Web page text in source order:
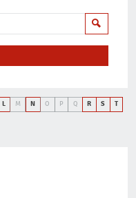
Suchen
L M N O P Q R S
T